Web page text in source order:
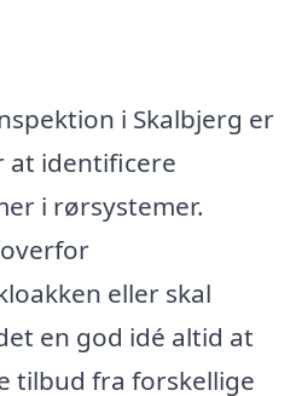
i Skalbjerg er
at identificere
i rørsystemer.
eller skal
en god idé altid at
tilbud fra forskellige